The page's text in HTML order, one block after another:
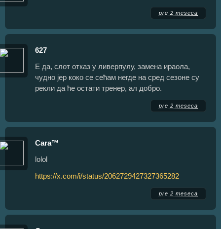
pre 2 meseca
627
Е да, слот отказ у ливерпулу, замена ираола,
чудно јер коко се сећам негде на сред сезоне су
рекли да ће остати тренер, ал добро.
pre 2 meseca
Cara™
lolol
https://x.com/i/status/2062729427327365282
pre 2 meseca